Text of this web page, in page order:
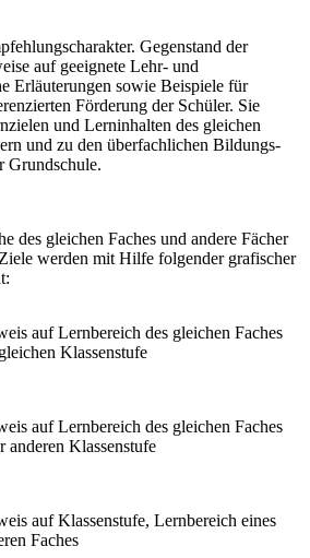
Gegenstand der
auf geeignete Lehr- und
Erläuterungen sowie Beispiele für
Förderung der Schüler. Sie
und Lerninhalten des gleichen
und zu den überfachlichen Bildungs-
Grundschule.
des gleichen Faches und andere Fächer
werden mit Hilfe folgender grafischer
auf Lernbereich des gleichen Faches
Klassenstufe
auf Lernbereich des gleichen Faches
anderen Klassenstufe
auf Klassenstufe, Lernbereich eines
Faches